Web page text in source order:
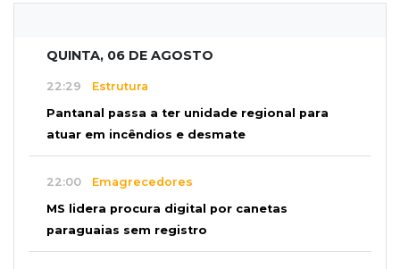
QUINTA, 06 DE AGOSTO
22:29 Estrutura
Pantanal passa a ter unidade regional para
atuar em incêndios e desmate
22:00 Emagrecedores
MS lidera procura digital por canetas
paraguaias sem registro